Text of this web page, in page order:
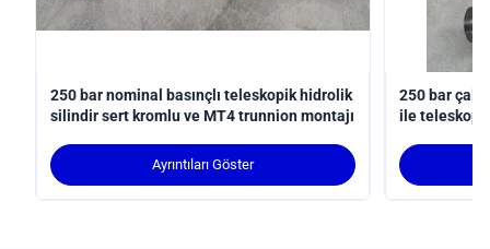
250 bar nominal basınçlı teleskopik hidrolik
silindir sert kromlu ve MT4 trunnion montajı
Ayrıntıları Göster
250 bar
ile